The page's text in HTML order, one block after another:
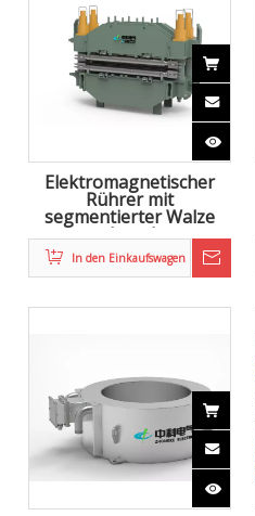
Elektromagnetischer
Rührer mit
segmentierter Walze
und starker
magnetischer Intensität
und hohem Schub für
In den Einkaufswagen